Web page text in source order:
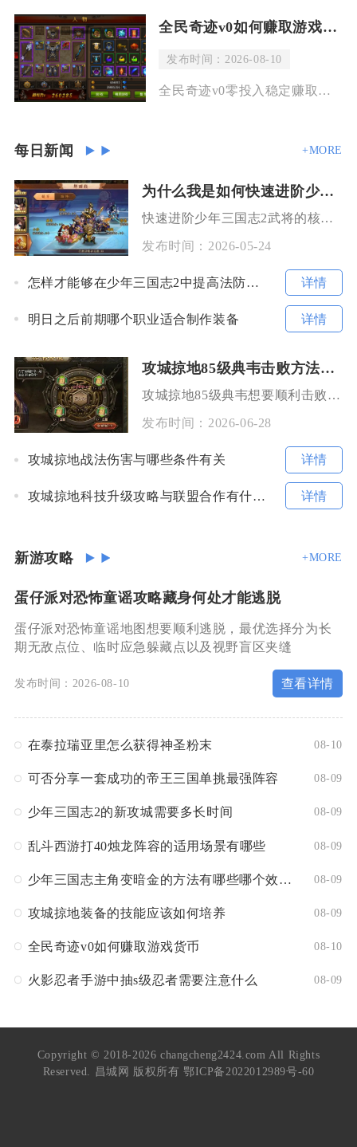
全民奇迹v0如何赚取游戏货币
发布时间：2026-08-10
全民奇迹v0零投入稳定赚取游戏货币的核心逻辑是绑定金币靠日常副本与任务保底产出，
每日新闻 +MORE
为什么我是如何快速进阶少年三国志2武将的
快速进阶少年三国志2武将的核心，在于锁定同阵营核心红将集中投入资源、打通进阶材料稳定获取渠
发布时间： 2026-05-24
怎样才能够在少年三国志2中提高法防等级 详情
明日之后前期哪个职业适合制作装备 详情
攻城掠地85级典韦击败方法有哪些
攻城掠地85级典韦想要顺利击败，核心在于合理搭配武将阵容、把控装备属性、精准把控排兵布阵以
发布时间： 2026-06-28
攻城掠地战法伤害与哪些条件有关 详情
攻城掠地科技升级攻略与联盟合作有什么关系 详情
新游攻略 +MORE
蛋仔派对恐怖童谣攻略藏身何处才能逃脱
蛋仔派对恐怖童谣地图想要顺利逃脱，最优选择分为长
期无敌点位、临时应急躲藏点以及视野盲区夹缝
发布时间：2026-08-10 查看详情
在泰拉瑞亚里怎么获得神圣粉末 08-10
可否分享一套成功的帝王三国单挑最强阵容 08-09
少年三国志2的新攻城需要多长时间 08-09
乱斗西游打40烛龙阵容的适用场景有哪些 08-09
少年三国志主角变暗金的方法有哪些哪个效果最好 08-09
攻城掠地装备的技能应该如何培养 08-09
全民奇迹v0如何赚取游戏货币 08-10
火影忍者手游中抽s级忍者需要注意什么 08-09
Copyright © 2018-2026 changcheng2424.com All Rights
Reserved. 昌城网 版权所有 鄂ICP备2022012989号-60